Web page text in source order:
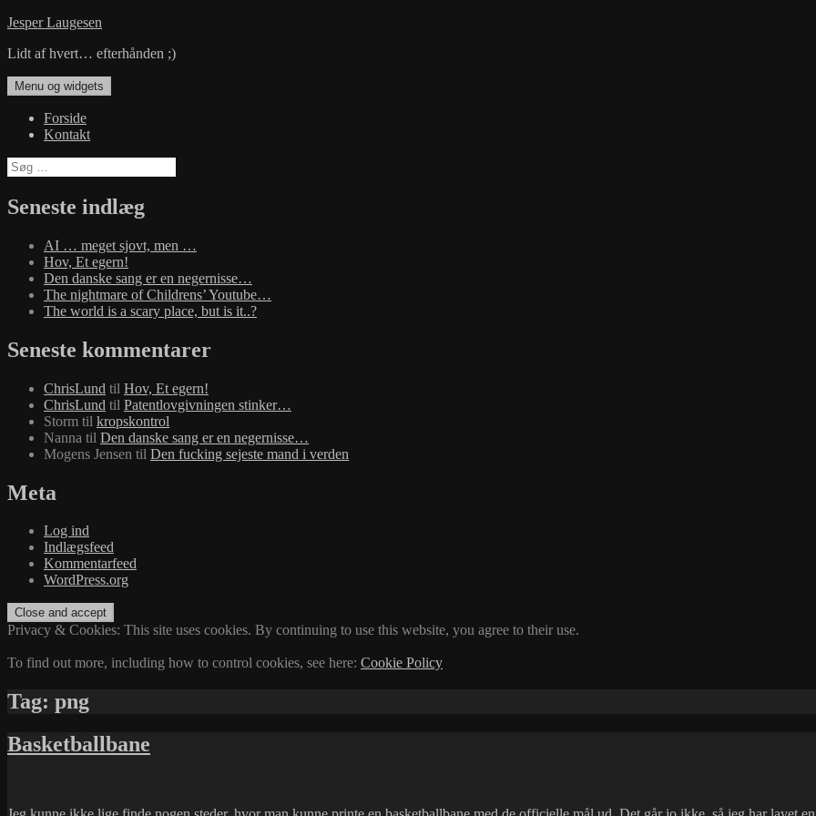
Hop
indhold
Jesper Laugesen
Lidt af hvert… efterhånden ;)
Menu og widgets
Forside
Kontakt
Søg
efter:
Seneste indlæg
AI … meget sjovt, men …
Hov, Et egern!
Den danske sang er en negernisse…
The nightmare of Childrens’ Youtube…
The world is a scary place, but is it..?
Seneste kommentarer
ChrisLund til Hov, Et egern!
ChrisLund til Patentlovgivningen stinker…
Storm til kropskontrol
Nanna til Den danske sang er en negernisse…
Mogens Jensen til Den fucking sejeste mand i verden
Meta
Log ind
Indlægsfeed
Kommentarfeed
WordPress.org
Privacy & Cookies: This site uses cookies. By continuing to use this website, you agree to their use.
To find out more, including how to control cookies, see here: Cookie Policy
Tag: png
Basketballbane